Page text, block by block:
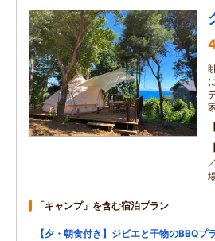
「キャンプ」を含む宿泊プラン
【夕・朝食付き】ジビエと干物のBBQプ